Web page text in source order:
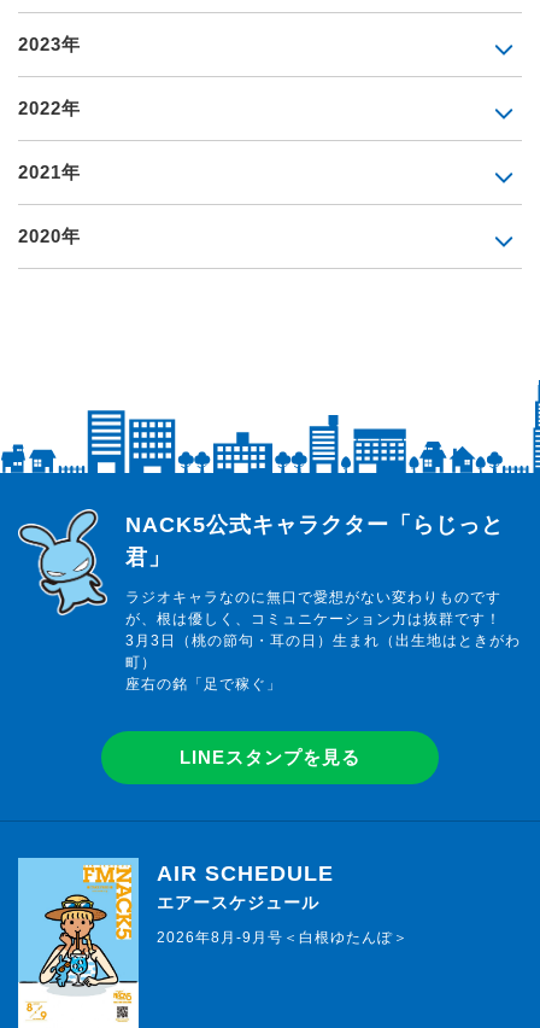
2023年
2022年
2021年
2020年
らじっと君
NACK5公式キャラクター「らじっと
君」
ラジオキャラなのに無口で愛想がない変わりものです
が、根は優しく、コミュニケーション力は抜群です！
3月3日（桃の節句・耳の日）生まれ（出生地はときがわ
町）
座右の銘「足で稼ぐ」
LINEスタンプを見る
AIR SCHEDULE
エアースケジュール
2026年8月-9月号＜白根ゆたんぽ＞